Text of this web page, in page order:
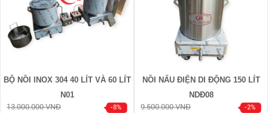
BỘ NỒI INOX 304 40 LÍT VÀ 60 LÍT
N01
13.000.000 VNĐ
NỒI NẤU ĐIỆN DI ĐỘNG 150 LÍT
NDĐ08
9.500.000 VNĐ